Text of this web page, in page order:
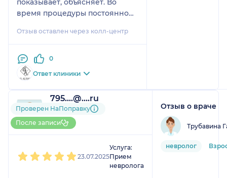
время процедуры постоянно
что, сразу корректировал
стало полегче, эффект есть. Я
осталась довольна.
Отзыв оставлен через колл-центр
0
Ответ клиники
795....@....ru
1 оценка
До 5 записей через
НаПоправку
Проверен НаПоправку
После записи
23.07.2025
Услуга:
Прием
невролога
Отзыв о враче
Трубавина
невролог